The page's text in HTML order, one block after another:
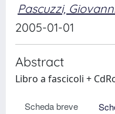
Pascuzzi,
2005-01-01
Abstract
Libro a fascicoli +
Scheda breve